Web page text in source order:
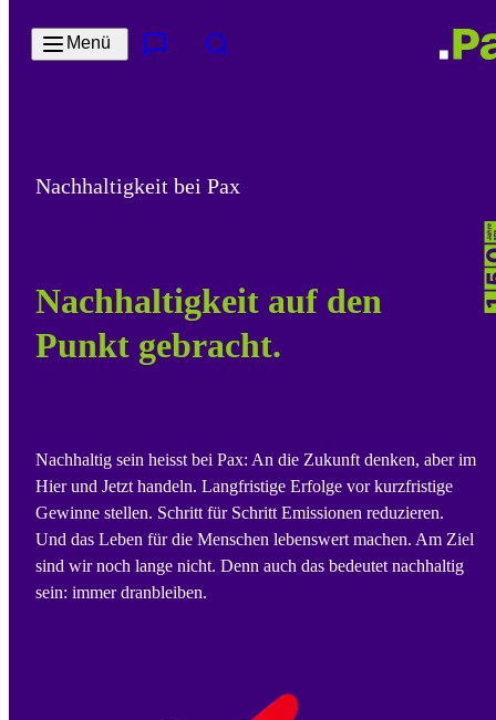
Menü
Nachhaltigkeit bei Pax
Nachhaltigkeit auf den
Punkt gebracht.
Nachhaltig sein heisst bei Pax: An die Zukunft denken, aber im
Hier und Jetzt handeln. Langfristige Erfolge vor kurzfristige
Gewinne stellen. Schritt für Schritt Emissionen reduzieren.
Und das Leben für die Menschen lebenswert machen. Am Ziel
sind wir noch lange nicht. Denn auch das bedeutet nachhaltig
sein: immer dranbleiben.